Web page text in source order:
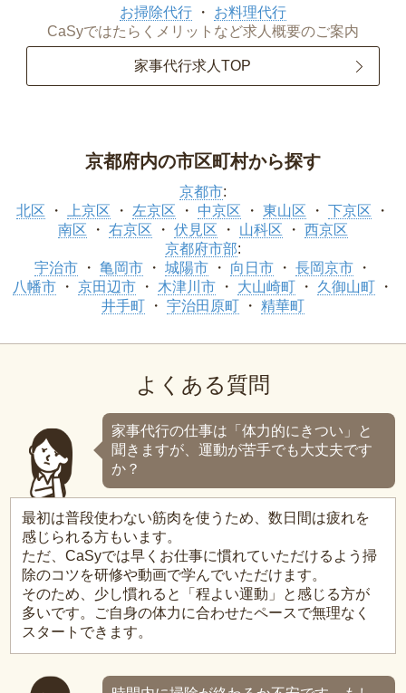
お掃除代行
お料理代行
CaSyではたらくメリットなど求人概要のご案内
家事代行求人TOP
京都府内の市区町村から探す
京都市:
北区
上京区 左京区 中京区 東山区
下京区
南区
右京区 伏見区 山科区
西京区
京都府市部:
宇治市
亀岡市 城陽市 向日市
長岡京市
八幡市
京田辺市 木津川市 大山崎町
久御山町
井手町
宇治田原町 精華町
よくある質問
家事代行の仕事は「体力的にきつい」と
聞きますが、運動が苦手でも大丈夫です
か？
最初は普段使わない筋肉を使うため、数日間は疲れを
感じられる方もいます。
ただ、CaSyでは早くお仕事に慣れていただけるよう掃
除のコツを研修や動画で学んでいただけます。
そのため、少し慣れると「程よい運動」と感じる方が
多いです。ご自身の体力に合わせたペースで無理なく
スタートできます。